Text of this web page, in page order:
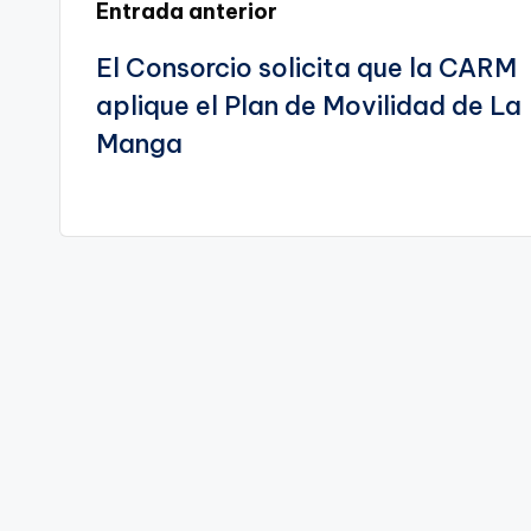
Navegación
de
entradas
Entrada anterior
El Consorcio solicita que la CARM
aplique el Plan de Movilidad de La
Manga